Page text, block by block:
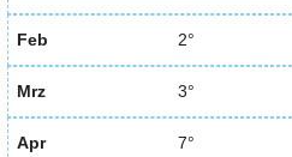
Feb 2°
Mrz 3°
Apr 7°